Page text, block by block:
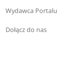
Wydawca Portalu
Dołącz do nas